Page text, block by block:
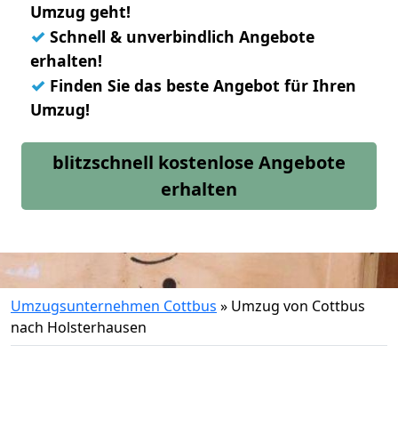
Umzug geht!
✓ Schnell & unverbindlich Angebote
erhalten!
✓ Finden Sie das beste Angebot für Ihren
Umzug!
blitzschnell kostenlose Angebote
erhalten
Umzugsunternehmen Cottbus » Umzug von Cottbus
nach Holsterhausen